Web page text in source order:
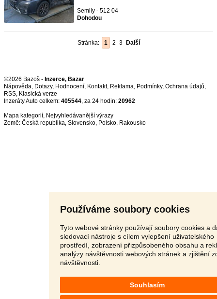
Používáme soubory cookies
Tyto webové stránky používají soubory cookies a
sledovací nástroje s cílem vylepšení uživatelského
prostředí, zobrazení přizpůsobeného obsahu a
analýzy návštěvnosti webových stránek a zjištění
návštěvnosti.
Souhlasím
Semily - 512 04
Dohodou
Stránka: 1 2 3 Další
©2026 Bazoš - Inzerce, Bazar
Nápověda, Dotazy, Hodnocení, Kontakt, Reklama, Podmínky, Ochrana údajů,
RSS,
Inzeráty Auto celkem: 405544, za 24 hodin: 20962
Mapa kategorií, Nejvyhledávanější výrazy
Země: Česká republika, Slovensko, Polsko, Rakousko